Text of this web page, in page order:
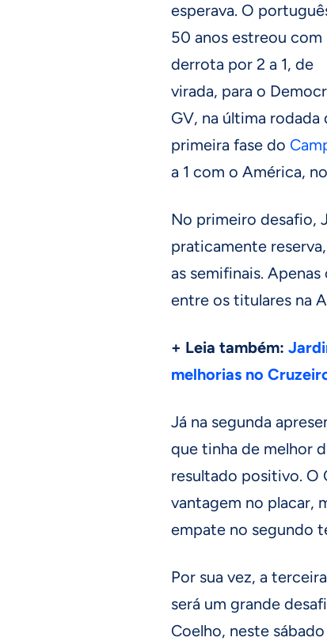
esperava. O
50 anos estreou com
derrota por 2 a 1, de
virada, para o
GV, na última rodada
primeira fase do
a 1 com o América,
No primeiro desafio,
praticamente
as semifinais.
entre os titulares na
+ Leia também:
melhorias no
Já na segunda
que tinha de melhor
resultado positivo. O
vantagem no placar,
empate no segundo
Por sua vez, a
será um grande
Coelho, neste